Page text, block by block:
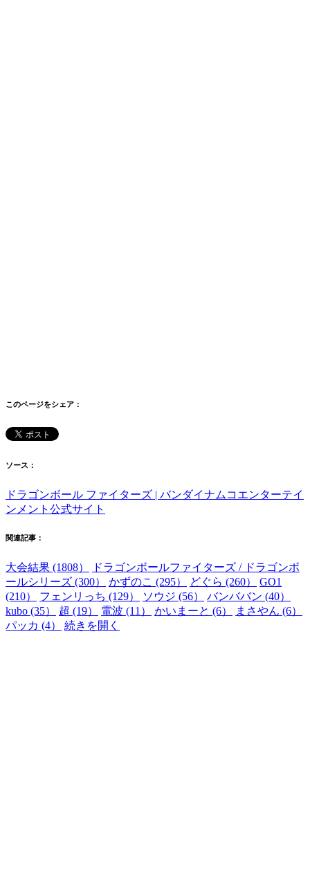
このページをシェア：
ソース：
ドラゴンボール ファイターズ | バンダイナムコエンターテイ
ンメント公式サイト
関連記事：
大会結果 (1808）
ドラゴンボールファイターズ / ドラゴンボ
ールシリーズ (300）
かずのこ (295） どぐら (260）
GO1
(210）
フェンリっち (129） ソウジ (56）
バンババン (40）
kubo (35）
超 (19） 電波 (11） かいまーと (6）
まさやん (6）
パッカ (4）
続きを開く